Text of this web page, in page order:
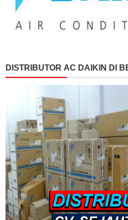
DISTRIBUTOR AC DAIKIN DI